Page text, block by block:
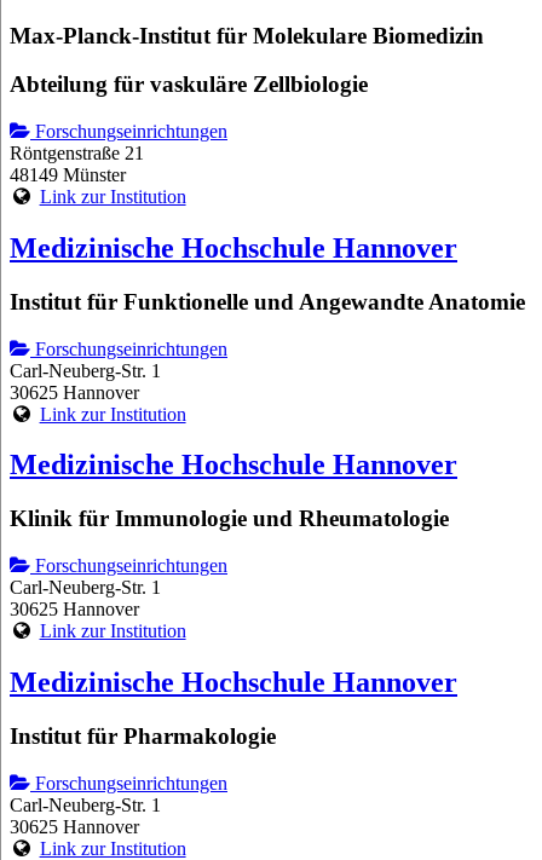
Max-Planck-Institut für Molekulare Biomedizin
Abteilung für vaskuläre Zellbiologie
Forschungseinrichtungen
Röntgenstraße 21
48149 Münster
Link zur Institution
Medizinische Hochschule Hannover
Institut für Funktionelle und Angewandte Anatomie
Forschungseinrichtungen
Carl-Neuberg-Str. 1
30625 Hannover
Link zur Institution
Medizinische Hochschule Hannover
Klinik für Immunologie und Rheumatologie
Forschungseinrichtungen
Carl-Neuberg-Str. 1
30625 Hannover
Link zur Institution
Medizinische Hochschule Hannover
Institut für Pharmakologie
Forschungseinrichtungen
Carl-Neuberg-Str. 1
30625 Hannover
Link zur Institution